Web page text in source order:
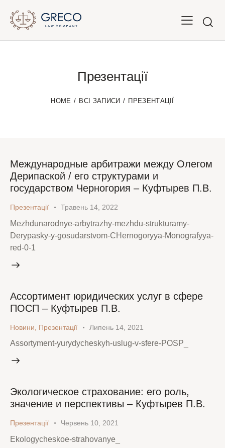
Презентації
HOME ВСІ ЗАПИСИ ПРЕЗЕНТАЦІЇ
Международные арбитражи между Олегом
Дерипаской / его структурами и
государством Черногория – Куфтырев П.В.
Презентації Травень 14, 2022
Mezhdunarodnye-arbytrazhy-mezhdu-strukturamy-
Derypasky-y-gosudarstvom-CHernogoryya-Monografyya-
red-0-1
Ассортимент юридических услуг в сфере
ПОСП – Куфтырев П.В.
Новини Презентації Липень 14, 2021
Assortyment-yurydycheskyh-uslug-v-sfere-POSP_
Экологическое страхование: его роль,
значение и перспективы – Куфтырев П.В.
Презентації Червень 10, 2021
Ekologycheskoe-strahovanye_